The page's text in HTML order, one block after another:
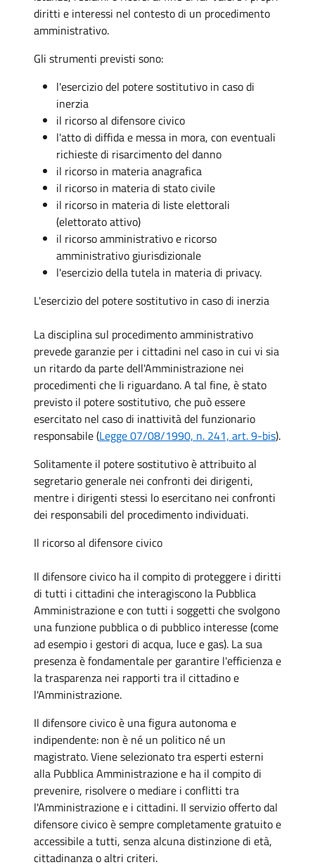
diritti e interessi nel contesto di un procedimento
amministrativo.
Gli strumenti previsti sono:
l'esercizio del potere sostitutivo in caso di
inerzia
il ricorso al difensore civico
l'atto di diffida e messa in mora, con eventuali
richieste di risarcimento del danno
il ricorso in materia anagrafica
il ricorso in materia di stato civile
il ricorso in materia di liste elettorali
(elettorato attivo)
il ricorso amministrativo e ricorso
amministrativo giurisdizionale
l'esercizio della tutela in materia di privacy.
L'esercizio del potere sostitutivo in caso di inerzia
La disciplina sul procedimento amministrativo
prevede garanzie per i cittadini nel caso in cui vi sia
un ritardo da parte dell'Amministrazione nei
procedimenti che li riguardano. A tal fine, è stato
previsto il potere sostitutivo, che può essere
esercitato nel caso di inattività del funzionario
responsabile (Legge 07/08/1990, n. 241, art. 9-bis).
Solitamente il potere sostitutivo è attribuito al
segretario generale nei confronti dei dirigenti,
mentre i dirigenti stessi lo esercitano nei confronti
dei responsabili del procedimento individuati.
Il ricorso al difensore civico
Il difensore civico ha il compito di proteggere i diritti
di tutti i cittadini che interagiscono la Pubblica
Amministrazione e con tutti i soggetti che svolgono
una funzione pubblica o di pubblico interesse (come
ad esempio i gestori di acqua, luce e gas). La sua
presenza è fondamentale per garantire l'efficienza e
la trasparenza nei rapporti tra il cittadino e
l'Amministrazione.
Il difensore civico è una figura autonoma e
indipendente: non è né un politico né un
magistrato. Viene selezionato tra esperti esterni
alla Pubblica Amministrazione e ha il compito di
prevenire, risolvere o mediare i conflitti tra
l'Amministrazione e i cittadini. Il servizio offerto dal
difensore civico è sempre completamente gratuito e
accessibile a tutti, senza alcuna distinzione di età,
cittadinanza o altri criteri.